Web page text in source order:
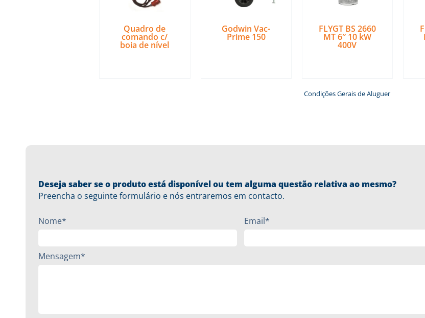
Quadro de
comando c/
boia de nível
Godwin Vac-
Prime 150
FLYGT BS 2660
MT 6″ 10 kW
400V
Condições Gerais de Aluguer
Deseja saber se o produto está disponível ou tem alguma questão relativa ao mesmo?
Preencha o seguinte formulário e nós entraremos em contacto.
Nome* Email*
Mensagem*